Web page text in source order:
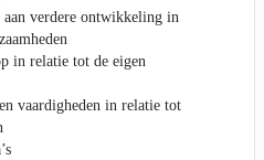
verdere ontwikkeling in
in relatie tot de eigen
vaardigheden in relatie tot